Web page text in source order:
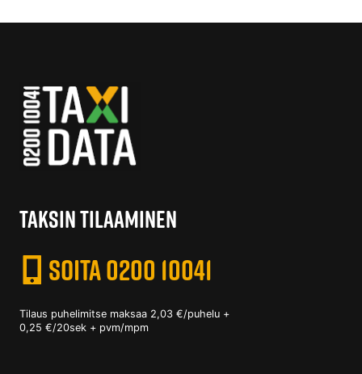
TAKSIN TILAAMINEN
SOITA 0200 10041
Tilaus puhelimitse maksaa 2,03 €/puhelu +
0,25 €/20sek + pvm/mpm